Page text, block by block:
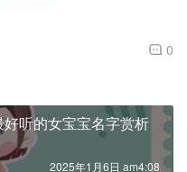
0
听的女宝宝名字赏析
2025年1月6日 am4:08